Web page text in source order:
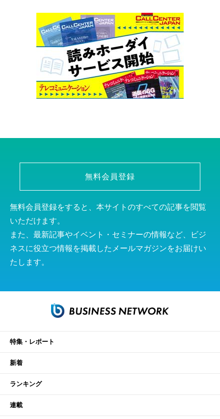
無料会員登録
無料会員登録をすると、本サイトのすべての記事を閲覧
いただけます。
また、最新記事やイベント・セミナーの情報など、ビジ
ネスに役立つ情報を掲載したメールマガジンをお届けい
たします。
特集・レポート
新着
ランキング
連載